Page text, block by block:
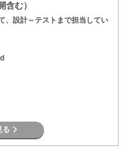
む）
、設計～テストまで担当してい
る